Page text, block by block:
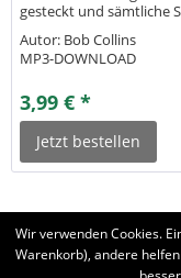
gesteckt und sämtliche
Autor: Bob Collins
MP3-DOWNLOAD
3,99 € *
Jetzt bestellen
Wir verwenden Cookies.
Warenkorb), andere